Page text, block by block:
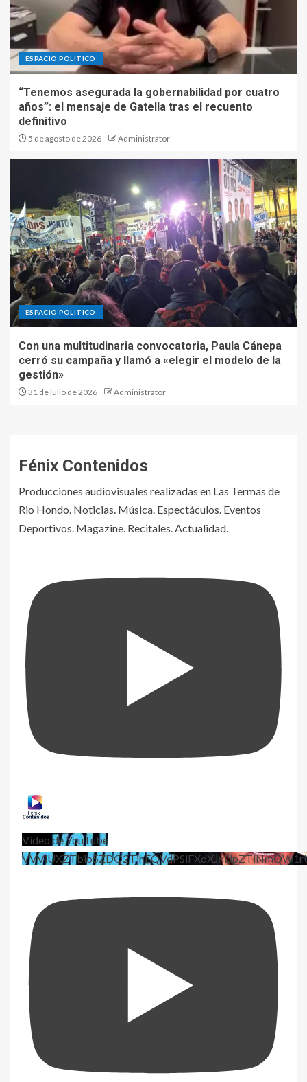
ESPACIO POLITICO
“Tenemos asegurada la gobernabilidad por cuatro
años”: el mensaje de Gatella tras el recuento
definitivo
5 de agosto de 2026 Administrator
ESPACIO POLITICO
Con una multitudinaria convocatoria, Paula Cánepa
cerró su campaña y llamó a «elegir el modelo de la
gestión»
31 de julio de 2026 Administrator
Fénix Contenidos
Producciones audiovisuales realizadas en Las Termas de
Rio Hondo. Noticias. Música. Espectáculos. Eventos
Deportivos. Magazine. Recitales. Actualidad.
Vídeo de YouTube